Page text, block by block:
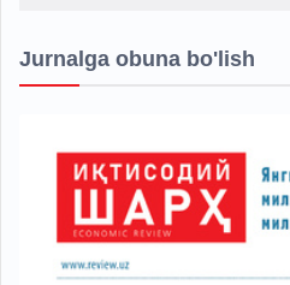
Jurnalga obuna bo'lish